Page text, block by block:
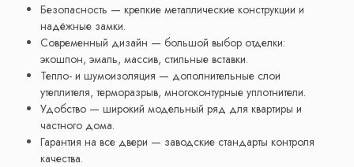
Безопасность — крепкие металлические конструкции и
надёжные замки.
Современный дизайн — большой выбор отделки:
экошпон, эмаль, массив, стильные вставки.
Тепло- и шумоизоляция — дополнительные слои
утеплителя, терморазрыв, многоконтурные уплотнители.
Удобство — широкий модельный ряд для квартиры и
частного дома.
Гарантия на все двери — заводские стандарты контроля
качества.